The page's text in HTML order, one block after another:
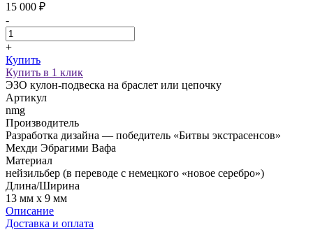
15 000 ₽
-
+
Купить
Купить в 1 клик
ЭЗО кулон-подвеска на браслет или цепочку
Артикул
nmg
Производитель
Разработка дизайна — победитель «Битвы экстрасенсов»
Мехди Эбрагими Вафа
Материал
нейзильбер (в переводе с немецкого «новое серебро»)
Длина/Ширина
13 мм х 9 мм
Описание
Доставка и оплата